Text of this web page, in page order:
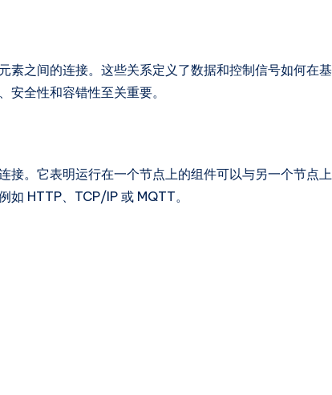
素之间的连接。这些关系定义了数据和控制信号如何在基
全性和容错性至关重要。
接。它表明运行在一个节点上的组件可以与另一个节点上
如 HTTP、TCP/IP 或 MQTT。